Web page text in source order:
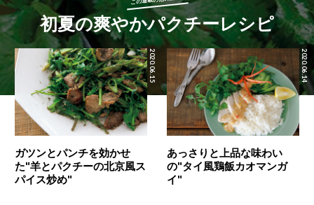
初夏の爽やかパクチーレシピ
2020.06.15
ガツンとパンチを効かせ
た"羊とパクチーの北京風ス
パイス炒め"
2020.06.14
あっさりと上品な味わい
の"タイ風鶏飯カオマンガ
イ"